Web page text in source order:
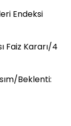
Endeksi
Faiz Kararı/4
Beklenti: